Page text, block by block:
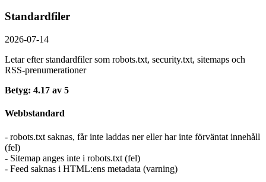
Standardfiler
2026-07-14
Letar efter standardfiler som robots.txt, security.txt, sitemaps och
RSS-prenumerationer
Betyg: 4.17 av 5
Webbstandard
- robots.txt saknas, får inte laddas ner eller har inte förväntat innehåll
(fel)
- Sitemap anges inte i robots.txt (fel)
- Feed saknas i HTML:ens metadata (varning)